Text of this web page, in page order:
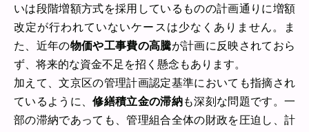
いは段階増額方式を採用しているものの計画通りに増額
改定が行われていないケースは少なくありません。ま
た、近年の物価や工事費の高騰が計画に反映されておら
ず、将来的な資金不足を招く懸念もあります。
加えて、文京区の管理計画認定基準においても指摘され
ているように、修繕積立金の滞納も深刻な問題です。一
部の滞納であっても、管理組合全体の財政を圧迫し、計